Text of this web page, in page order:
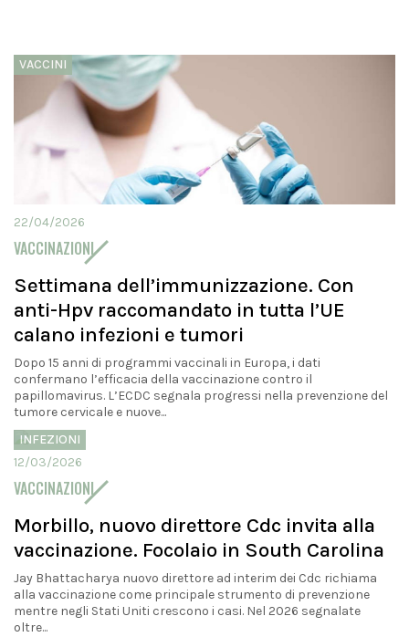
VACCINI
22/04/2026
VACCINAZIONI
Settimana dell’immunizzazione. Con
anti-Hpv raccomandato in tutta l’UE
calano infezioni e tumori
Dopo 15 anni di programmi vaccinali in Europa, i dati
confermano l’efficacia della vaccinazione contro il
papillomavirus. L’ECDC segnala progressi nella prevenzione del
tumore cervicale e nuove...
INFEZIONI
12/03/2026
VACCINAZIONI
Morbillo, nuovo direttore Cdc invita alla
vaccinazione. Focolaio in South Carolina
Jay Bhattacharya nuovo direttore ad interim dei Cdc richiama
alla vaccinazione come principale strumento di prevenzione
mentre negli Stati Uniti crescono i casi. Nel 2026 segnalate
oltre...